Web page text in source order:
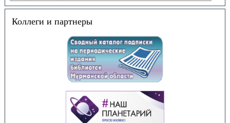
Коллеги и партнеры